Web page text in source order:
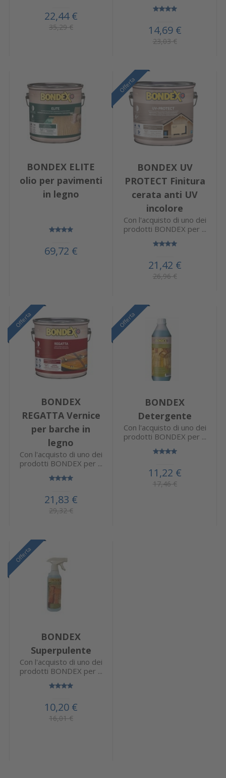
22,44 €
35,29 € 14,69 €
23,03 €
BONDEX ELITE
olio per pavimenti
in legno
69,72 €
Offerta
BONDEX UV
PROTECT Finitura
cerata anti UV
incolore
Con l'acquisto di uno dei
prodotti BONDEX per ...
21,42 €
26,96 €
Offerta
BONDEX
REGATTA Vernice
per barche in
legno
Con l'acquisto di uno dei
prodotti BONDEX per ...
21,83 €
29,32 €
Offerta
BONDEX
Detergente
Con l'acquisto di uno dei
prodotti BONDEX per ...
11,22 €
17,46 €
Offerta
BONDEX
Superpulente
Con l'acquisto di uno dei
prodotti BONDEX per ...
10,20 €
16,01 €